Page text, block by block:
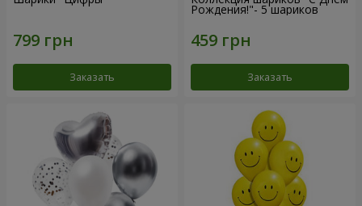
Заказать
Рождения!"- 5 шариков
Заказать